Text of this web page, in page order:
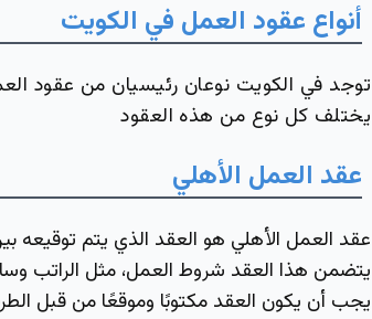
أنواع عقود العمل في الكويت
توجد في الكويت نوعان رئيسيان من عقود
يختلف كل نوع من هذه العقود
عقد العمل الأهلي
عقد العمل الأهلي هو العقد الذي يتم
يتضمن هذا العقد شروط العمل، مثل الراتب
يجب أن يكون العقد مكتوبًا وموقعًا من قبل